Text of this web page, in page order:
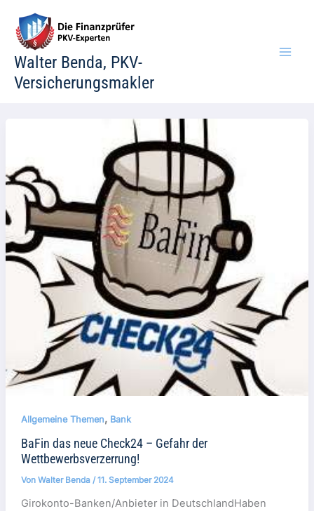
Inhalt
springen
Walter Benda, PKV-
Versicherungsmakler
Allgemeine Themen, Bank
BaFin das neue Check24 – Gefahr der
Wettbewerbsverzerrung!
Von Walter Benda /11. September 2024
Girokonto-Banken/Anbieter in DeutschlandHaben